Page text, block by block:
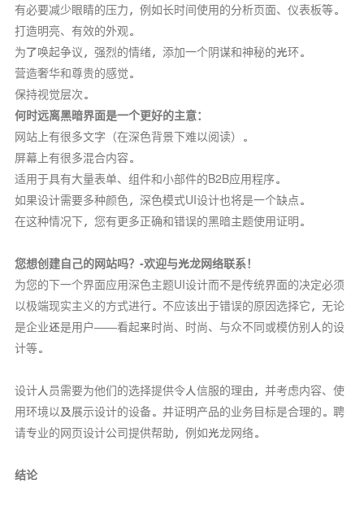
有必要减少眼睛的压力，例如长时间使用的分析页面、仪表板等。
打造明亮、有效的外观。
为了唤起争议，强烈的情绪，添加一个阴谋和神秘的光环。
营造奢华和尊贵的感觉。
保持视觉层次。
何时远离黑暗界面是一个更好的主意：
网站上有很多文字（在深色背景下难以阅读）。
屏幕上有很多混合内容。
适用于具有大量表单、组件和小部件的B2B应用程序。
如果设计需要多种颜色，深色模式UI设计也将是一个缺点。
在这种情况下，您有更多正确和错误的黑暗主题使用证明。
您想创建自己的网站吗？-欢迎与光龙网络联系！
为您的下一个界面应用深色主题UI设计而不是传统界面的决定必须
以极端现实主义的方式进行。不应该出于错误的原因选择它，无论
是企业还是用户——看起来时尚、时尚、与众不同或模仿别人的设
计等。
设计人员需要为他们的选择提供令人信服的理由，并考虑内容、使
用环境以及展示设计的设备。并证明产品的业务目标是合理的。聘
请专业的网页设计公司提供帮助，例如光龙网络。
结论